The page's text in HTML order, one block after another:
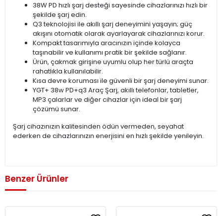
38W PD hızlı şarj desteği sayesinde cihazlarınızı hızlı bir
şekilde şarj edin.
Q3 teknolojisi ile akıllı şarj deneyimini yaşayın; güç
akışını otomatik olarak ayarlayarak cihazlarınızı korur.
Kompakt tasarımıyla aracınızın içinde kolayca
taşınabilir ve kullanımı pratik bir şekilde sağlanır.
Ürün, çakmak girişine uyumlu olup her türlü araçta
rahatlıkla kullanılabilir.
Kısa devre koruması ile güvenli bir şarj deneyimi sunar.
YGT+ 38w PD+q3 Araç Şarj, akıllı telefonlar, tabletler,
MP3 çalarlar ve diğer cihazlar için ideal bir şarj
çözümü sunar.
Şarj cihazınızın kalitesinden ödün vermeden, seyahat
ederken de cihazlarınızın enerjisini en hızlı şekilde yenileyin.
Benzer Ürünler